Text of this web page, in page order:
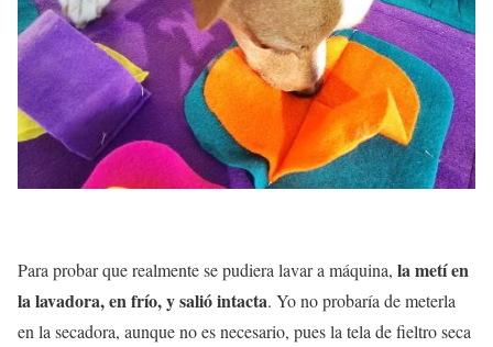
Para probar que realmente se pudiera lavar a máquina, la metí en
la lavadora, en frío, y salió intacta. Yo no probaría de meterla
en la secadora, aunque no es necesario, pues la tela de fieltro seca